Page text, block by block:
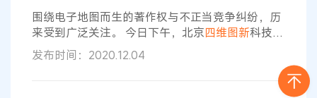
围绕电子地图而生的著作权与不正当竞争纠纷，历
来受到广泛关注。 今日下午，北京四维图新科技股
份有限公司（下称四维图新
公司（下称奇虎公司）、北京秀友科技有限公司
（下称秀友公司）、立得空间信息技术股份有限公
发布时间：2020.12.04